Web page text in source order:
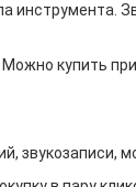
инструмента.
купить
звукозаписи,